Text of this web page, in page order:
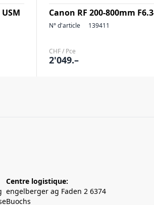
Canon RF 200-800mm
N° d'article 139411
CHF / Pce
2'049.–
Centre logistique:
engelberger ag Faden 2 6374
Buochs